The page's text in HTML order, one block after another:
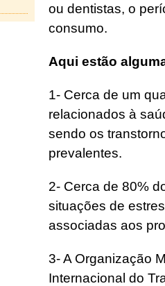
ou dentistas, o
consumo.
Aqui estão
1- Cerca de um
relacionados à
sendo os
prevalentes.
2- Cerca de 80%
situações de
associadas aos
3- A Organização
Internacional do